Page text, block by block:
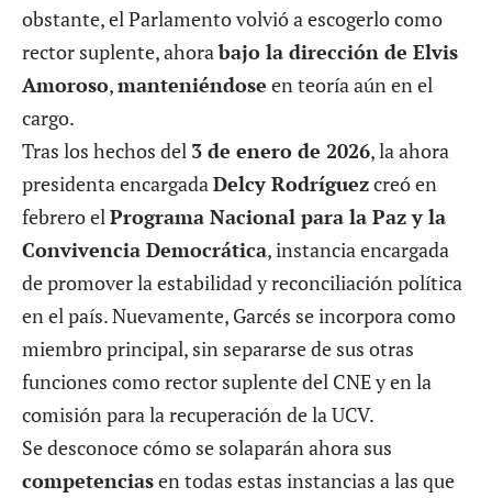
obstante, el Parlamento volvió a escogerlo como
rector suplente, ahorabajo la dirección de Elvis
Amoroso,manteniéndose en teoría aún en el
cargo.
Tras los hechos del 3 de enero de 2026, la ahora
presidenta encargada Delcy Rodríguezcreó en
febrero el Programa Nacional para la Paz y la
Convivencia Democrática, instancia encargada
de promover la estabilidad y reconciliación política
en el país. Nuevamente, Garcés se incorpora como
miembro principal, sin separarse de sus otras
funciones como rector suplente del CNE y en la
comisión para la recuperación de la UCV.
Se desconoce cómo se solaparán ahora sus
competenciasen todas estas instancias a las que